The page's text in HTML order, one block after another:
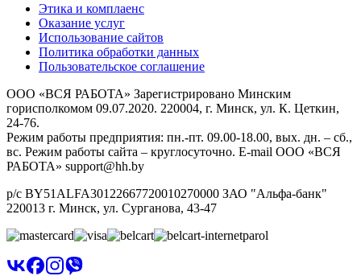
Этика и комплаенс
Оказание услуг
Использование сайтов
Политика обработки данных
Пользовательское соглашение
ООО «ВСЯ РАБОТА» Зарегистрировано Минским
горисполкомом 09.07.2020. 220004, г. Минск, ул. К. Цеткин,
24-76.
Режим работы предприятия: пн.-пт. 09.00-18.00, вых. дн. – сб.,
вс. Режим работы сайта – круглосуточно. E-mail ООО «ВСЯ
РАБОТА» support@hh.by
р/с BY51ALFA30122667720010270000 ЗАО "Альфа-банк"
220013 г. Минск, ул. Сурганова, 43‑47